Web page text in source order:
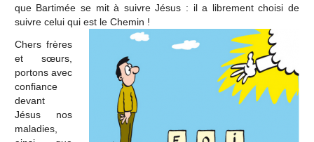
que Bartimée se mit à suivre Jésus : il a librement choisi de
suivre celui qui est le Chemin !
Chers frères
et sœurs,
portons avec
confiance
devant
Jésus nos
maladies,